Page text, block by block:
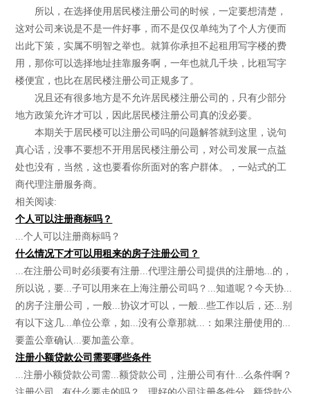
所以，在选择使用居民楼注册公司的时候，一定要想清楚，
这对公司来说是不是一件好事，而不是仅仅单纯为了个人方便而
出此下策，实属不明智之举也。就算你承担不起租用写字楼的费
用，那你可以选择地址挂靠服务啊，一年也就几千块，比租写字
楼便宜，也比在居民楼注册公司正规多了。
况且还有很多地方是不允许居民楼注册公司的，只有少部分
地方政策允许才可以，因此居民楼注册公司真的没必要。
本期关于居民楼可以注册公司吗的问题解答就到这里，说句
真心话，没事不要想不开用居民楼注册公司，对公司发展一点益
处也没有，当然，这也要看你所面对的客户群体。，一站式的工
商代理注册服务商。
相关阅读:
个人可以注册商标吗？
...个人可以注册商标吗？
什么情况下才可以用租来的房子注册公司？
...在注册公司时必须要有注册...代理注册公司提供的注册地...的，
所以说，要...子可以用来在上海注册公司吗？...知道呢？今天协...
的房子注册公司，一般...协议才可以，一般...些工作以后，还...别
有以下这几...单位公章，如...没有公章那就...：如果注册使用的...
要盖公章确认...要加盖公章。
注册小额贷款公司需要哪些条件
...注册小额贷款公司需...额贷款公司，注册公司有什...么条件啊？